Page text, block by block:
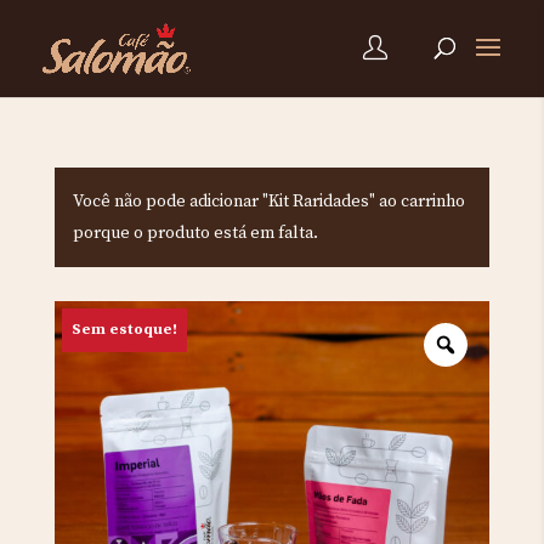
Você não pode adicionar "Kit Raridades" ao carrinho
porque o produto está em falta.
Zoom
Sem estoque!